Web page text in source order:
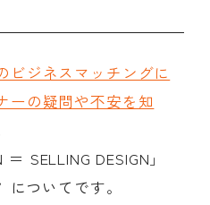
について
一覧
声
体・機関一覧
シー
ビジネスマッチングに
ーの疑問や不安を知
SELLING DESIGN」
ついてです。